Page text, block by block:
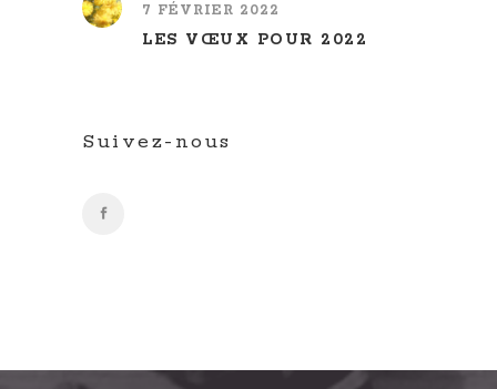
7 FÉVRIER 2022
LES VŒUX POUR 2022
Suivez-nous